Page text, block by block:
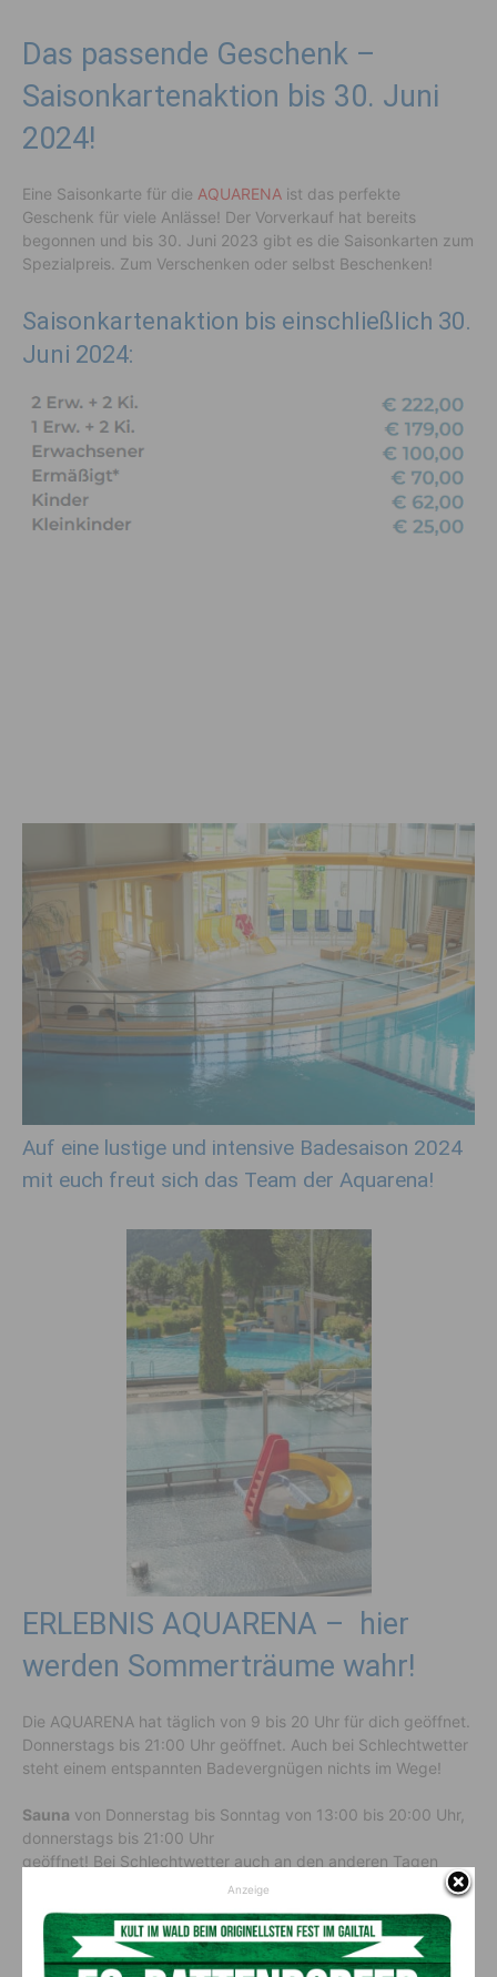
Das passende Geschenk –
Saisonkartenaktion bis 30. Juni
2024!
Eine Saisonkarte für die AQUARENA ist das perfekte
Geschenk für viele Anlässe! Der Vorverkauf hat bereits
begonnen und bis 30. Juni 2023 gibt es die Saisonkarten zum
Spezialpreis. Zum Verschenken oder selbst Beschenken!
Saisonkartenaktion bis einschließlich 30.
Juni 2024:
Auf eine lustige und intensive Badesaison 2024
mit euch freut sich das Team der Aquarena!
ERLEBNIS AQUARENA – hier
werden Sommerträume wahr!
Die AQUARENA hat täglich von 9 bis 20 Uhr für dich geöffnet.
Donnerstags bis 21:00 Uhr geöffnet. Auch bei Schlechtwetter
steht einem entspannten Badevergnügen nichts im Wege!
Sauna von Donnerstag bis Sonntag von 13:00 bis 20:00 Uhr,
donnerstags bis 21:00 Uhr
geöffnet! Bei Schlechtwetter auch an den anderen Tagen
Anzeige